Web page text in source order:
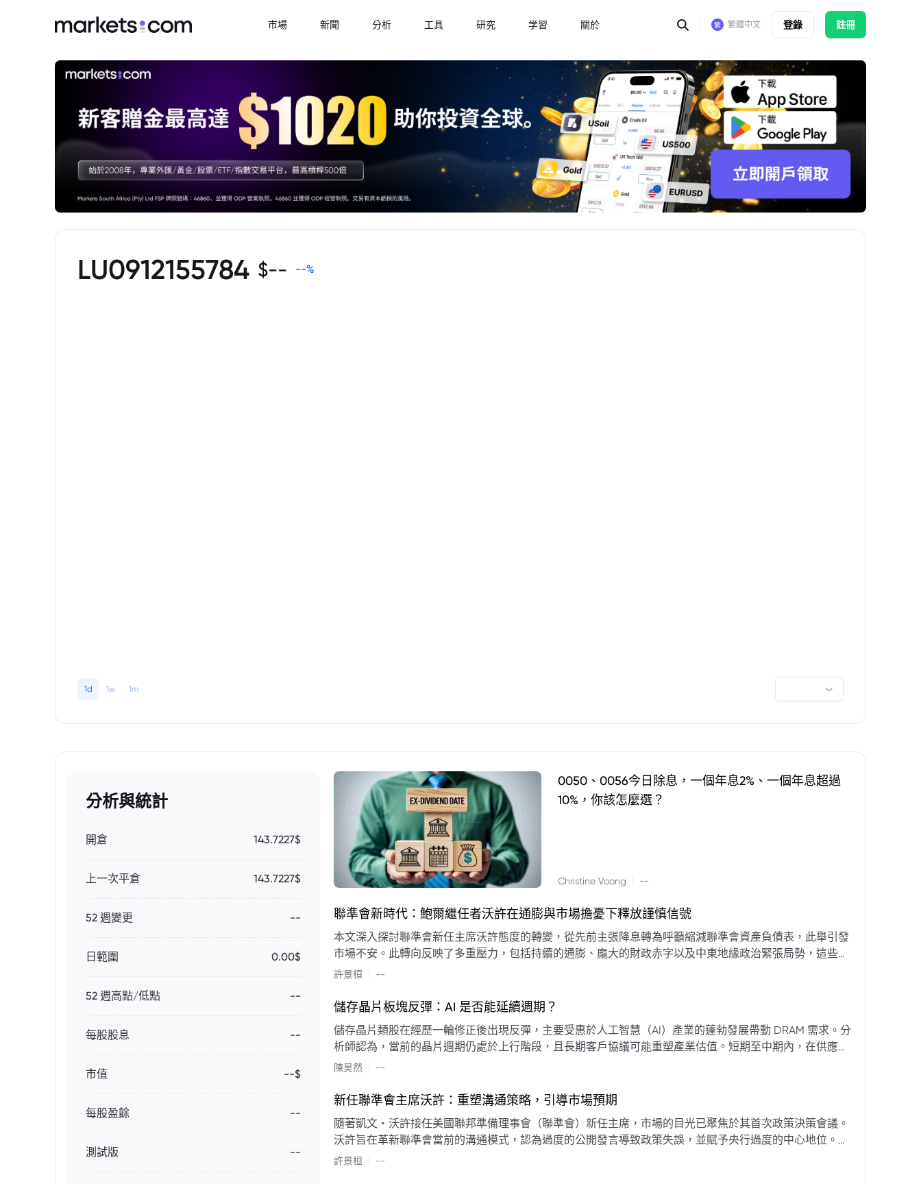
市場 新聞 分析 工具 研究 学習 關於 繁體中文 登錄 註冊
LU0912155784 $-- --%
1d 1w 1m
分析與統計
開倉 143.7227$
上一次平倉 143.7227$
52 週變更 --
日範圍 0.00$
52 週高點/低點 --
每股股息 --
市值 --$
每股盈餘 --
測試版 --
0050、0056今日除息，一個年息2%、一個年息超過
10%，你該怎麼選？
Christine Voong --
聯準會新時代：鮑爾繼任者沃許在通膨與市場擔憂下釋放謹慎信號
本文深入探討聯準會新任主席沃許態度的轉變，從先前主張降息轉為呼籲縮減聯準會資產負債表，此舉引發
市場不安。此轉向反映了多重壓力，包括持續的通膨、龐大的財政赤字以及中東地緣政治緊張局勢，這些因
素限制了聯準會實施降息或激進縮減資產負債表的空間。專家預計將進入政策觀望期，重點將放在維持較高
許景桓 --
儲存晶片板塊反彈：AI 是否能延續週期？
儲存晶片類股在經歷一輪修正後出現反彈，主要受惠於人工智慧（AI）產業的蓬勃發展帶動 DRAM 需求。分
析師認為，當前的晶片週期仍處於上行階段，且長期客戶協議可能重塑產業估值。短期至中期內，在供應受
限的支撐下，價格預期將持續走高。
陳昊然 --
新任聯準會主席沃許：重塑溝通策略，引導市場預期
隨著凱文・沃許接任美國聯邦準備理事會（聯準會）新任主席，市場的目光已聚焦於其首次政策決策會議。
沃許旨在革新聯準會當前的溝通模式，認為過度的公開發言導致政策失誤，並賦予央行過度的中心地位。他
計畫重塑政策預期的發布方式及其頻率，目標是減少對預期市場信號的依賴，並強化對經濟基本面的關注。
許景桓 --